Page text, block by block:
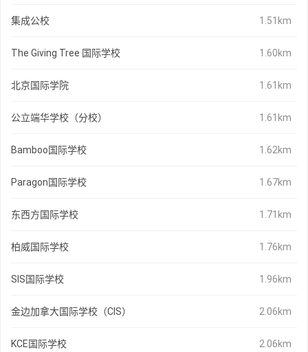
集成公校 1.51km
The Giving Tree 国际学校 1.60km
北京国际学院 1.61km
公立端华学校（分校） 1.61km
Bamboo国际学校 1.62km
Paragon国际学校 1.67km
东西方国际学校 1.71km
柏威国际学校 1.76km
SIS国际学校 1.96km
金边加拿大国际学校（CIS） 2.06km
KCE国际学校 2.06km